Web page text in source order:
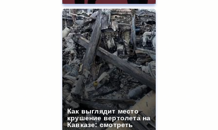
Как выглядит место
крушение вертолета на
Кавказе: смотреть